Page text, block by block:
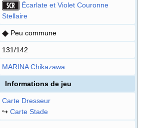
Écarlate et Violet Couronne
Stellaire
Peu commune
131/142
MARINA Chikazawa
Informations de jeu
Carte Dresseur
↪ Carte Stade